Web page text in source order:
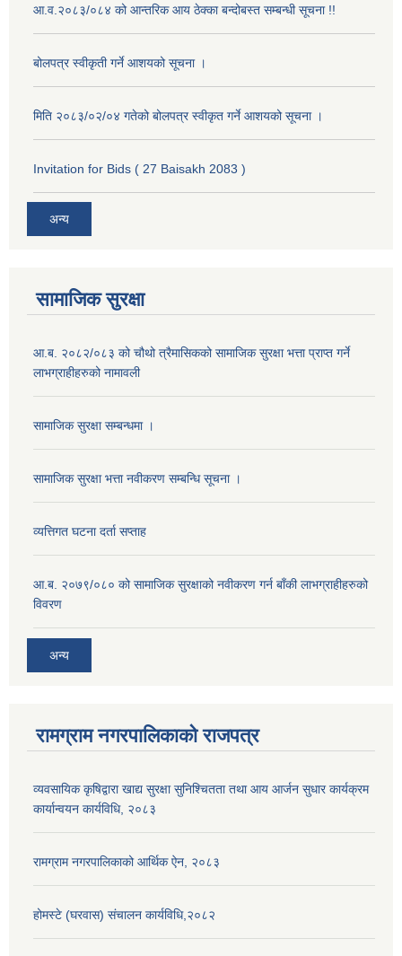
आ.व.२०८३/०८४ को आन्तरिक आय ठेक्का बन्दोबस्त सम्बन्धी सूचना !!
बोलपत्र स्वीकृती गर्ने आशयको सूचना ।
मिति २०८३/०२/०४ गतेको बोलपत्र स्वीकृत गर्ने आशयको सूचना ।
Invitation for Bids ( 27 Baisakh 2083 )
अन्य
सामाजिक सुरक्षा
आ.ब. २०८२/०८३ को चौथो त्रैमासिकको सामाजिक सुरक्षा भत्ता प्राप्त गर्ने
लाभग्राहीहरुको नामावली
सामाजिक सुरक्षा सम्बन्धमा ।
सामाजिक सुरक्षा भत्ता नवीकरण सम्बन्धि सूचना ।
व्यत्तिगत घटना दर्ता सप्ताह
आ.ब. २०७९/०८० को सामाजिक सुरक्षाको नवीकरण गर्न बाँकी लाभग्राहीहरुको
विवरण
अन्य
रामग्राम नगरपालिकाको राजपत्र
व्यवसायिक कृषिद्वारा खाद्य सुरक्षा सुनिश्चितता तथा आय आर्जन सुधार कार्यक्रम
कार्यान्वयन कार्यविधि, २०८३
रामग्राम नगरपालिकाको आर्थिक ऐन, २०८३
होमस्टे (घरवास) संचालन कार्यविधि,२०८२